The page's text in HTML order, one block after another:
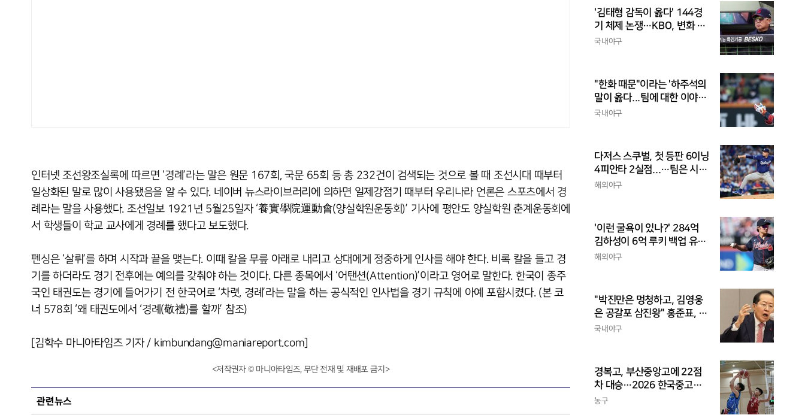
인터넷 조선왕조실록에 따르면 ‘경례’라는 말은 원문 167회, 국문 65회 등 총 232건이 검색되는 것으로 볼 때 조선시대 때부터
일상화된 말로 많이 사용됐음을 알 수 있다. 네이버 뉴스라이브러리에 의하면 일제강점기 때부터 우리나라 언론은 스포츠에서 경
례라는 말을 사용했다. 조선일보 1921년 5월25일자 ‘養實學院運動會(양실학원운동회)’ 기사에 평안도 양실학원 춘계운동회에
서 학생들이 학교 교사에게 경례를 했다고 보도했다.
펜싱은 ‘살뤼’를 하며 시작과 끝을 맺는다. 이때 칼을 무릎 아래로 내리고 상대에게 정중하게 인사를 해야 한다. 비록 칼을 들고 경
기를 하더라도 경기 전후에는 예의를 갖춰야 하는 것이다. 다른 종목에서 ‘어탠션(Attention)’이라고 영어로 말한다. 한국이 종주
국인 태권도는 경기에 들어가기 전 한국어로 ‘차렷, 경례’라는 말을 하는 공식적인 인사법을 경기 규칙에 아예 포함시켰다. (본 코
너 578회 ‘왜 태권도에서 ‘경례(敬禮)를 할까’ 참조)
[김학수 마니아타임즈 기자 / kimbundang@maniareport.com]
<저작권자 © 마니아타임즈, 무단 전재 및 재배포 금지>
관련뉴스
'김태형 감독이 옳다' 144경
기 체제 논쟁…KBO, 변화 고
민해야, 환경에 맞는 경기 수
국내야구
"한화 때문"이라는 '하주석의
말이 옳다...팀에 대한 이야
기, 끝까지 안 하는 게 도리
국내야구
다저스 스쿠벌, 첫 등판 6이닝
4피안타 2실점...…팀은 시즌
최다 5연패
해외야구
'이런 굴욕이 있나?' 284억
김하성이 6억 루키 백업 유격
수라니...자비스, 수비도 김하
해외야구
"박진만은 멍청하고, 김영웅
은 공갈포 삼진왕" 홍준표, 또
삼성 저격..."무사 만루에 플
국내야구
경복고, 부산중앙고에 22점
차 대승…2026 한국중고농
구 주말리그 왕중왕전 첫 승
농구